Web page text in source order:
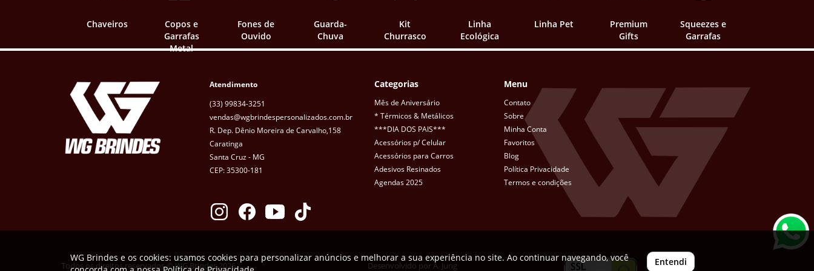
Chaveiros
Copos e
Garrafas
Metal
Fones de
Ouvido
Guarda-
Chuva
Kit
Churrasco
Linha
Ecológica
Linha Pet
Premium
Gifts
Squeezes e
Garrafas
Atendimento
(33) 99834-3251
vendas@wgbrindespersonalizados.com.br
R. Dep. Dênio Moreira de Carvalho,158
Caratinga
Santa Cruz - MG
CEP: 35300-181
Categorias
Mês de Aniversário
* Térmicos & Metálicos
***DIA DOS PAIS***
Acessórios p/ Celular
Acessórios para Carros
Adesivos Resinados
Agendas 2025
Menu
Contato
Sobre
Minha Conta
Favoritos
Blog
Política Privacidade
Termos e condições
Todos os direitos reservados © WG Brindes 2026 Desenvolvido porA. Jung
WG Brindes e os cookies: usamos cookies para personalizar anúncios e melhorar a sua experiência no site. Ao continuar navegando, você
Entendi